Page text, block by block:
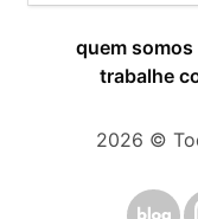
quem somos
trabalhe
2026 ©